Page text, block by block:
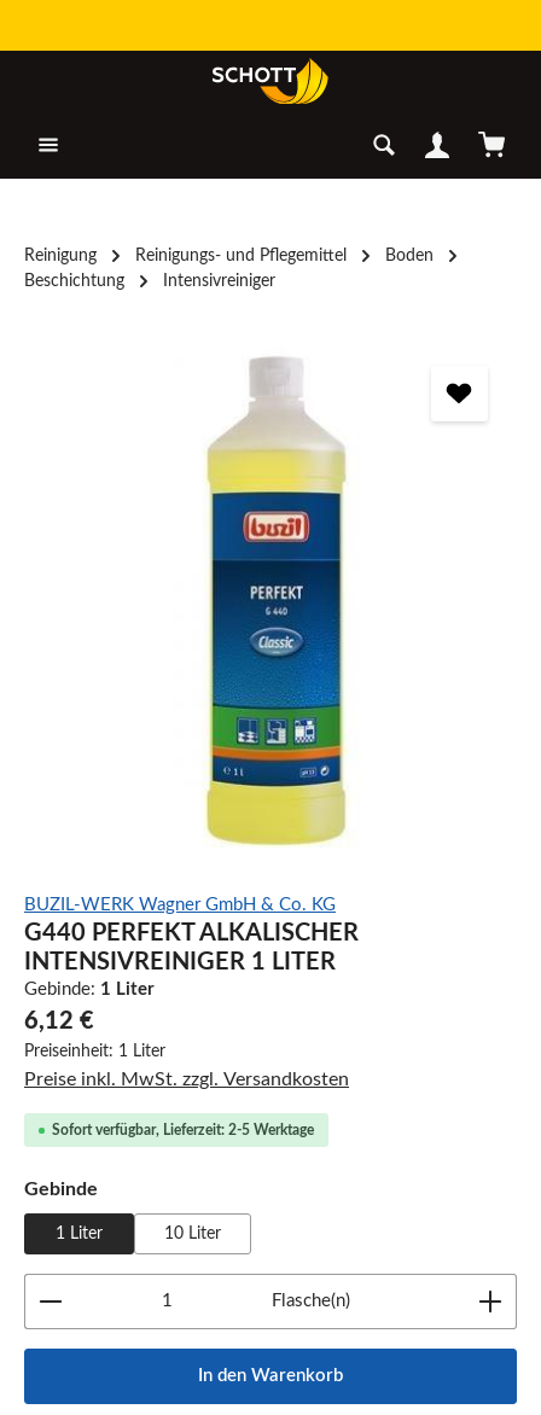
Reinigung Reinigungs- und Pflegemittel
Boden
Beschichtung
Intensivreiniger
BUZIL-WERK Wagner GmbH & Co. KG
G440 PERFEKT ALKALISCHER
INTENSIVREINIGER 1 LITER
Gebinde: 1 Liter
6,12 €
Preiseinheit: 1 Liter
Preise inkl. MwSt. zzgl. Versandkosten
Sofort verfügbar, Lieferzeit: 2-5 Werktage
Gebinde
1 Liter 10 Liter
Produkt Anzahl: Gib den gewünschten Wert ein
Flasche(n)
In den Warenkorb